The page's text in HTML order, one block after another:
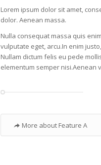
Lorem ipsum dolor sit amet,
dolor. Aenean massa.
Nulla consequat massa quis
vulputate eget, arcu.In enim
Nullam dictum felis eu pede
elementum semper nisi.Aenean
More about Feature A